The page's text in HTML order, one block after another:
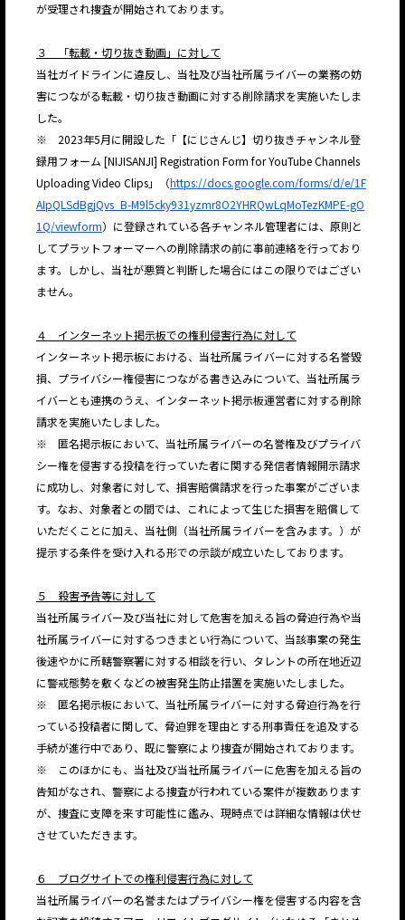
が受理され捜査が開始されております。
３ 「転載・切り抜き動画」に対して
当社ガイドラインに違反し、当社及び当社所属ライバーの業務の妨
害につながる転載・切り抜き動画に対する削除請求を実施いたしま
した。
※ 2023年5月に開設した「【にじさんじ】切り抜きチャンネル登
録用フォーム [NIJISANJI] Registration Form for YouTube Channels
Uploading Video Clips」（https://docs.google.com/forms/d/e/1F
AIpQLSdBgjQvs_B-M9l5cky931yzmr8O2YHRQwLqMoTezKMPE-gO
1Q/viewform）に登録されている各チャンネル管理者には、原則と
してプラットフォーマーへの削除請求の前に事前連絡を行っており
ます。しかし、当社が悪質と判断した場合にはこの限りではござい
ません。
４ インターネット掲示板での権利侵害行為に対して
インターネット掲示板における、当社所属ライバーに対する名誉毀
損、プライバシー権侵害につながる書き込みについて、当社所属ラ
イバーとも連携のうえ、インターネット掲示板運営者に対する削除
請求を実施いたしました。
※ 匿名掲示板において、当社所属ライバーの名誉権及びプライバ
シー権を侵害する投稿を行っていた者に関する発信者情報開示請求
に成功し、対象者に対して、損害賠償請求を行った事案がございま
す。なお、対象者との間では、これによって生じた損害を賠償して
いただくことに加え、当社側（当社所属ライバーを含みます。）が
提示する条件を受け入れる形での示談が成立いたしております。
５ 殺害予告等に対して
当社所属ライバー及び当社に対して危害を加える旨の脅迫行為や当
社所属ライバーに対するつきまとい行為について、当該事案の発生
後速やかに所轄警察署に対する相談を行い、タレントの所在地近辺
に警戒態勢を敷くなどの被害発生防止措置を実施いたしました。
※ 匿名掲示板において、当社所属ライバーに対する脅迫行為を行
っている投稿者に関して、脅迫罪を理由とする刑事責任を追及する
手続が進行中であり、既に警察により捜査が開始されております。
※ このほかにも、当社及び当社所属ライバーに危害を加える旨の
告知がなされ、警察による捜査が行われている案件が複数あります
が、捜査に支障を来す可能性に鑑み、現時点では詳細な情報は伏せ
させていただきます。
６ ブログサイトでの権利侵害行為に対して
当社所属ライバーの名誉またはプライバシー権を侵害する内容を含